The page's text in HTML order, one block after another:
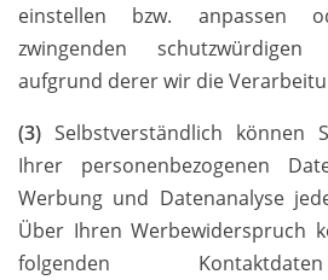
einstellen bzw. anpassen
zwingenden
aufgrund derer wir die
(3) Selbstverständlich können
Ihrer personenbezogenen
Werbung und Datenanalyse
Über Ihren Werbewiderspruch
folgenden